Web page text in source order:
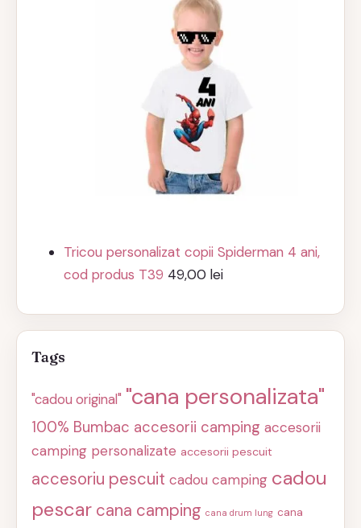
Tricou personalizat copii Spiderman 4 ani,
cod produs T39 49,00lei
Tags
"cadou original" "cana personalizata"
100% Bumbac accesorii camping accesorii
camping personalizate accesorii pescuit
accesoriu pescuit cadou camping cadou
pescar cana camping cana drum lung cana